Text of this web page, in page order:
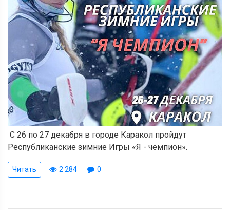
С 26 по 27 декабря в городе Каракол пройдут
Республиканские зимние Игры «Я - чемпион».
Читать 2 284 0